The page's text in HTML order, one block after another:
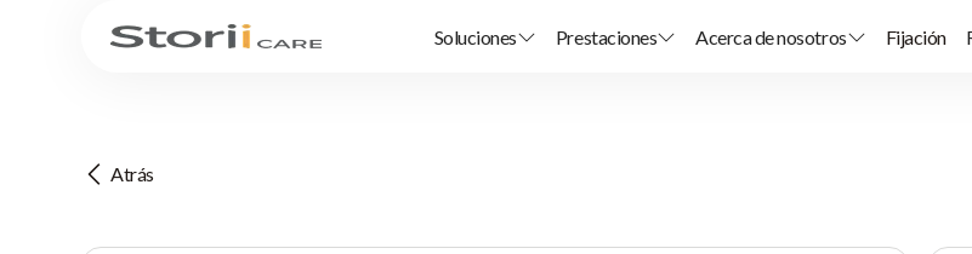
Soluciones Prestaciones Acerca de nosotros Fijación
Atrás